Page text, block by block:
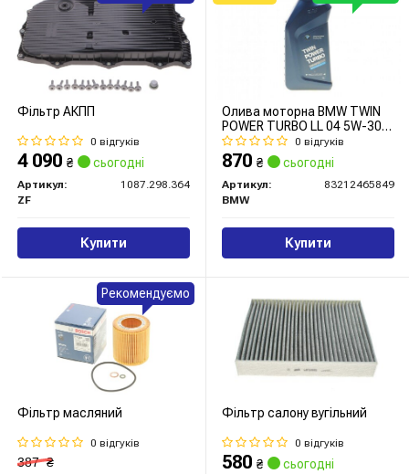
Фільтр АКПП
0 відгуків
4 090 ₴ сьогодні
Артикул:
1087.298.364
ZF
Купити
Олива моторна BMW TWIN
POWER TURBO LL 04 5W-30
1л
0 відгуків
870 ₴ сьогодні
Артикул:
83212465849
BMW
Купити
Фільтр масляний
0 відгуків
387₴
Рекомендуємо
Фільтр салону вугільний
0 відгуків
580 ₴ сьогодні